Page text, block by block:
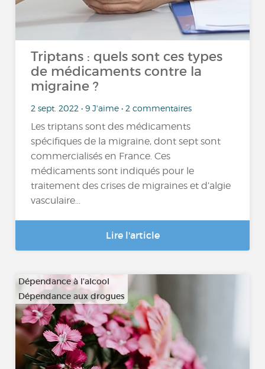
Triptans : quels sont ces types
de médicaments contre la
migraine ?
2 sept. 2022 • 9 J'aime • 2 commentaires
Les triptans sont des médicaments
spécifiques de la migraine, dont sept sont
commercialisés en France. Ces
médicaments sont indiqués pour le
traitement des crises de migraines et d’algie
vasculaire...
Lire l'article
Dépendance à l'alcool
Dépendance aux drogues
…